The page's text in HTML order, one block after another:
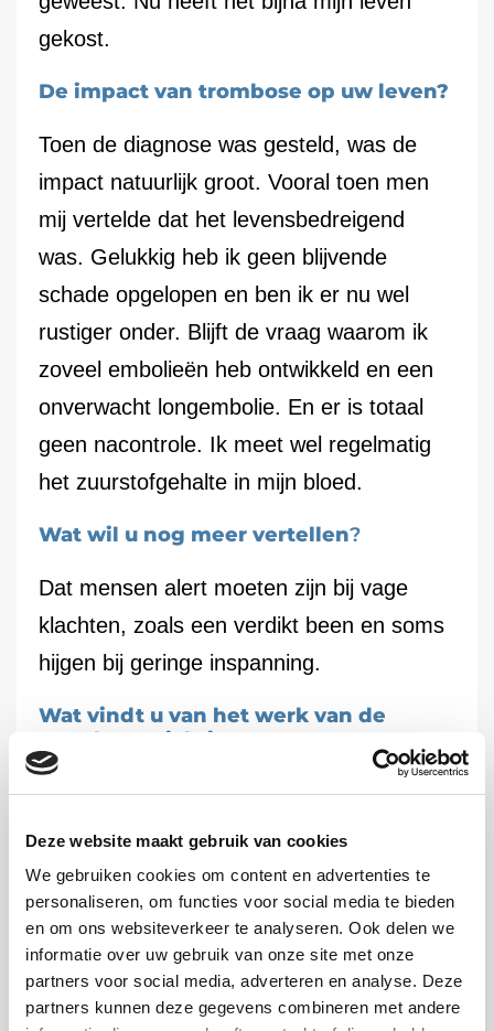
Deze website maakt gebruik van cookies
We gebruiken cookies om content en advertenties te
personaliseren, om functies voor social media te bieden
en om ons websiteverkeer te analyseren. Ook delen we
informatie over uw gebruik van onze site met onze
partners voor social media, adverteren en analyse. Deze
partners kunnen deze gegevens combineren met andere
gekost.
De impact van trombose op uw leven?
Toen de diagnose was gesteld, was de
impact natuurlijk groot. Vooral toen men
mij vertelde dat het levensbedreigend
was. Gelukkig heb ik geen blijvende
schade opgelopen en ben ik er nu wel
rustiger onder. Blijft de vraag waarom ik
zoveel embolieën heb ontwikkeld en een
onverwacht longembolie. En er is totaal
geen nacontrole. Ik meet wel regelmatig
het zuurstofgehalte in mijn bloed.
Wat wil u nog meer vertellen?
Dat mensen alert moeten zijn bij vage
klachten, zoals een verdikt been en soms
hijgen bij geringe inspanning.
Wat vindt u van het werk van de
Trombosestichting?
Het werk van de Trombosestichting
betekent voor mij bijzonder veel. Vooral
het onderzoek naar het ontstaan van
trombose.